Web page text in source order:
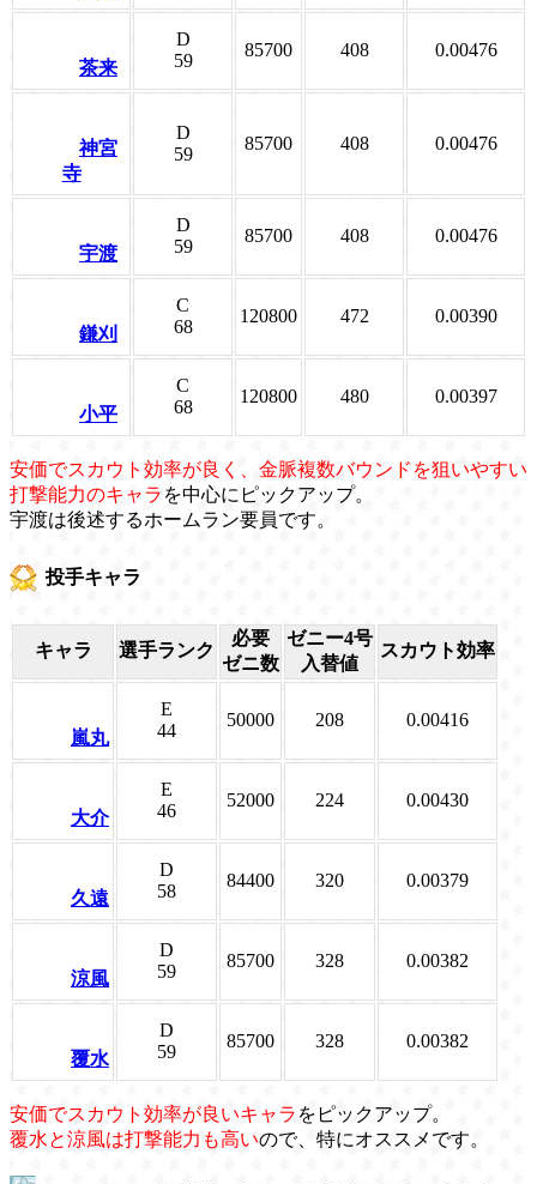
茶来
D
59
85700 408 0.00476
神宮
寺
D
59
85700 408 0.00476
宇渡
D
59
85700 408 0.00476
鎌刈
C
68
120800 472 0.00390
小平
C
68
120800 480 0.00397
安価でスカウト効率が良く、金脈複数バウンドを狙いやすい
打撃能力のキャラ を中心にピックアップ。
宇渡は後述するホームラン要員です。
投手キャラ
キャラ 選手ランク
必要
ゼニ数
ゼニー4号
入替値
スカウト効率
嵐丸
E
44
50000 208 0.00416
大介
E
46
52000 224 0.00430
久遠
D
58
84400 320 0.00379
涼風
D
59
85700 328 0.00382
覆水
D
59
85700 328 0.00382
安価でスカウト効率が良いキャラ をピックアップ。
覆水と涼風は打撃能力も高いので、特にオススメです。